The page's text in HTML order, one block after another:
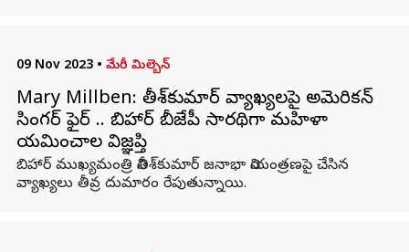
09 Nov 2023 • మేరీ మిల్బెన్
Mary Millben: నితీశ్‌కుమార్‌ వ్యాఖ్యలపై అమెరికన్
సింగర్ ఫైర్ .. బిహార్ బీజేపీ సారథిగా మహిళాని
నియమించాలని విజ్ఞప్తి
బిహార్ ముఖ్యమంత్రి నితీశ్‌కుమార్ జనాభా నియంత్రణపై చేసిన
వ్యాఖ్యలు తీవ్ర దుమారం రేపుతున్నాయి.